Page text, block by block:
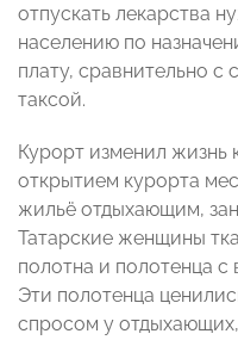
отпускать лекарства
населению по
плату, сравнительно
таксой.
Курорт изменил жизнь
открытием курорта
жильё отдыхающим,
Татарские женщины
полотна и полотенца
Эти полотенца
спросом у